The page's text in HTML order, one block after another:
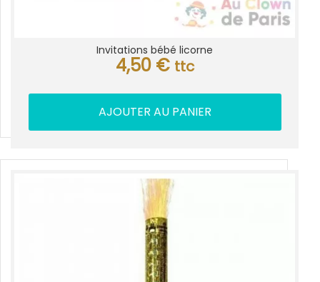
Invitations bébé licorne
4,50 € ttc
AJOUTER AU PANIER